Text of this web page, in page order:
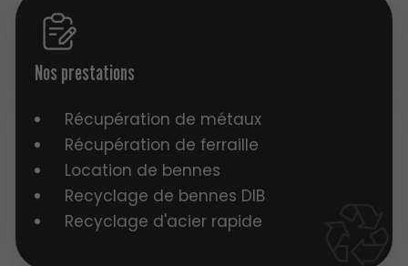
Nos prestations
Récupération de métaux
Récupération de ferraille
Location de bennes
Recyclage de bennes DIB
Recyclage d'acier rapide